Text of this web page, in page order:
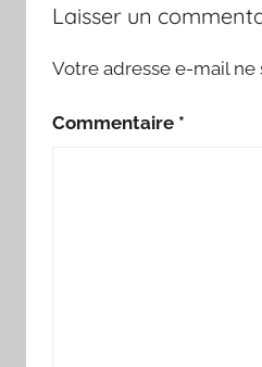
Laisser un
Votre adresse e-mail ne
Commentaire *